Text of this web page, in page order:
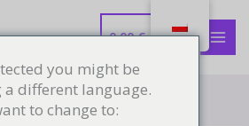
0.00€
you might be
a different language.
to change to: